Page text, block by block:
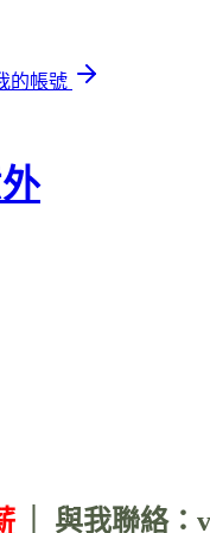
的帳號
｜ 與我聯絡